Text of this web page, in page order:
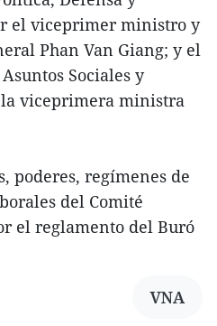
el viceprimer ministro y
Phan Van Giang; y el
Sociales y
la viceprimera ministra
poderes, regímenes de
del Comité
el reglamento del Buró
VNA